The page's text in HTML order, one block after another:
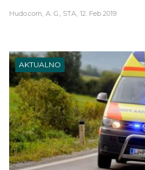
Hudo.com A. G., STA 12. Feb 2019
AKTUALNO